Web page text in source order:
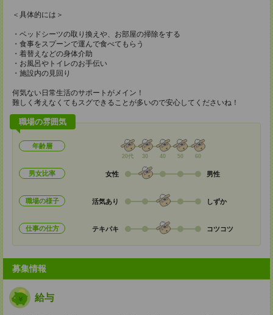
＜具体的には＞
・ベッドシーツの取り換えや、お部屋の掃除をする
・食事をスプーンで運んで食べてもらう
・着替えなどの身体介助
・お風呂やトイレのお手伝い
・施設内の見回り
何気ない日常生活のサポートがメイン！
難しく考えなくてもスグできることが多いので安心してくださいね！
職場の雰囲気
年齢層
20代 30 40 50 60
男女比率 女性 男性
職場の様子 活気あり しずか
仕事の仕方 テキパキ コツコツ
募集情報
給与